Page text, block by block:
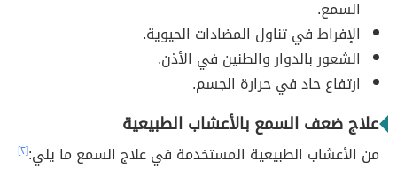
السمع.
الإفراط في تناول المضادات الحيوية.
الشعور بالدوار والطنين في الأذن.
ارتفاع حاد في حرارة الجسم.
علاج ضعف السمع بالأعشاب الطبيعية
من الأعشاب الطبيعية المستخدمة في علاج السمع ما يلي:[٢]